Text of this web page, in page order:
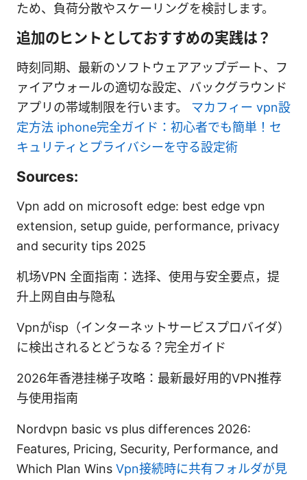
ため、負荷分散やスケーリングを検討します。
追加のヒントとしておすすめの実践は？
時刻同期、最新のソフトウェアアップデート、フ
ァイアウォールの適切な設定、バックグラウンド
アプリの帯域制限を行います。 マカフィー vpn設
定方法 iphone完全ガイド：初心者でも簡単！セ
キュリティとプライバシーを守る設定術
Sources:
Vpn add on microsoft edge: best edge vpn
extension, setup guide, performance, privacy
and security tips 2025
机场VPN 全面指南：选择、使用与安全要点，提
升上网自由与隐私
Vpnがisp（インターネットサービスプロバイダ）
に検出されるとどうなる？完全ガイド
2026年香港挂梯子攻略：最新最好用的VPN推荐
与使用指南
Nordvpn basic vs plus differences 2026:
Features, Pricing, Security, Performance, and
Which Plan Wins Vpn接続時に共有フォルダが見